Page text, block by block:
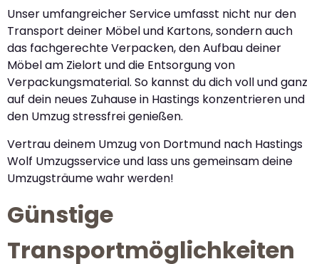
Unser umfangreicher Service umfasst nicht nur den
Transport deiner Möbel und Kartons, sondern auch
das fachgerechte Verpacken, den Aufbau deiner
Möbel am Zielort und die Entsorgung von
Verpackungsmaterial. So kannst du dich voll und ganz
auf dein neues Zuhause in Hastings konzentrieren und
den Umzug stressfrei genießen.
Vertrau deinem Umzug von Dortmund nach Hastings
Wolf Umzugsservice und lass uns gemeinsam deine
Umzugsträume wahr werden!
Günstige
Transportmöglichkeiten